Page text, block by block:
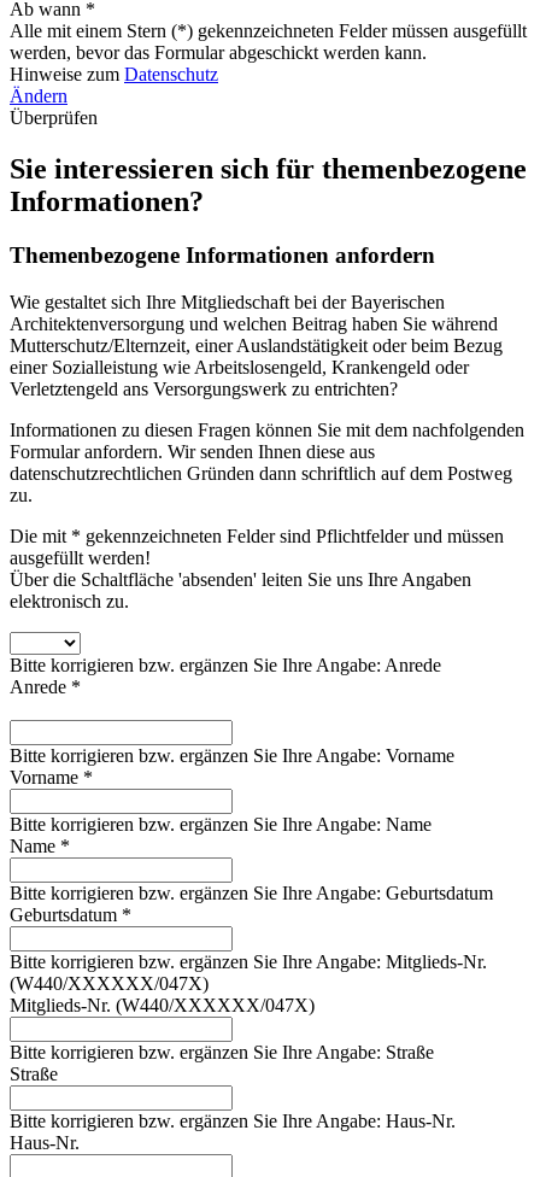
Ab wann *
Alle mit einem Stern (*) gekennzeichneten Felder müssen ausgefüllt
werden, bevor das Formular abgeschickt werden kann.
Hinweise zum Datenschutz
Ändern
Überprüfen
Sie interessieren sich für themenbezogene
Informationen?
Themenbezogene Informationen anfordern
Wie gestaltet sich Ihre Mitgliedschaft bei der Bayerischen
Architektenversorgung und welchen Beitrag haben Sie während
Mutterschutz/Elternzeit, einer Auslandstätigkeit oder beim Bezug
einer Sozialleistung wie Arbeitslosengeld, Krankengeld oder
Verletztengeld ans Versorgungswerk zu entrichten?
Informationen zu diesen Fragen können Sie mit dem nachfolgenden
Formular anfordern. Wir senden Ihnen diese aus
datenschutzrechtlichen Gründen dann schriftlich auf dem Postweg
zu.
Die mit * gekennzeichneten Felder sind Pflichtfelder und müssen
ausgefüllt werden!
Über die Schaltfläche 'absenden' leiten Sie uns Ihre Angaben
elektronisch zu.
Bitte korrigieren bzw. ergänzen Sie Ihre Angabe: Anrede
Anrede *
Bitte korrigieren bzw. ergänzen Sie Ihre Angabe: Vorname
Vorname *
Bitte korrigieren bzw. ergänzen Sie Ihre Angabe: Name
Name *
Bitte korrigieren bzw. ergänzen Sie Ihre Angabe: Geburtsdatum
Geburtsdatum *
Bitte korrigieren bzw. ergänzen Sie Ihre Angabe: Mitglieds-Nr.
(W440/XXXXXX/047X)
Mitglieds-Nr. (W440/XXXXXX/047X)
Bitte korrigieren bzw. ergänzen Sie Ihre Angabe: Straße
Straße
Bitte korrigieren bzw. ergänzen Sie Ihre Angabe: Haus-Nr.
Haus-Nr.